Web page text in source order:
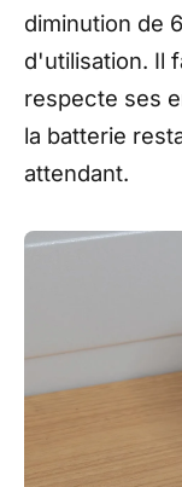
diminution de
d'utilisation. Il
respecte ses
la batterie
attendant.